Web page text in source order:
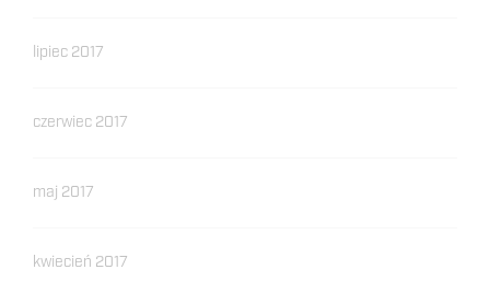
lipiec 2017
czerwiec 2017
maj 2017
kwiecień 2017